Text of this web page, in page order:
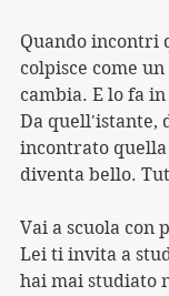
Quando incontri
colpisce come
cambia. E lo fa
Da quell'istante,
incontrato
diventa bello.
Vai a scuola con
Lei ti invita a
hai mai studiato